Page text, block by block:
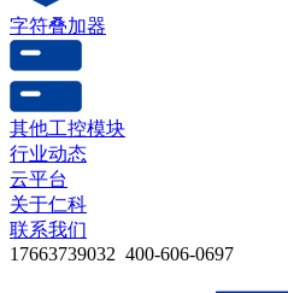
字符叠加器
其他工控模块
行业动态
云平台
关于仁科
联系我们
17663739032 400-606-0697